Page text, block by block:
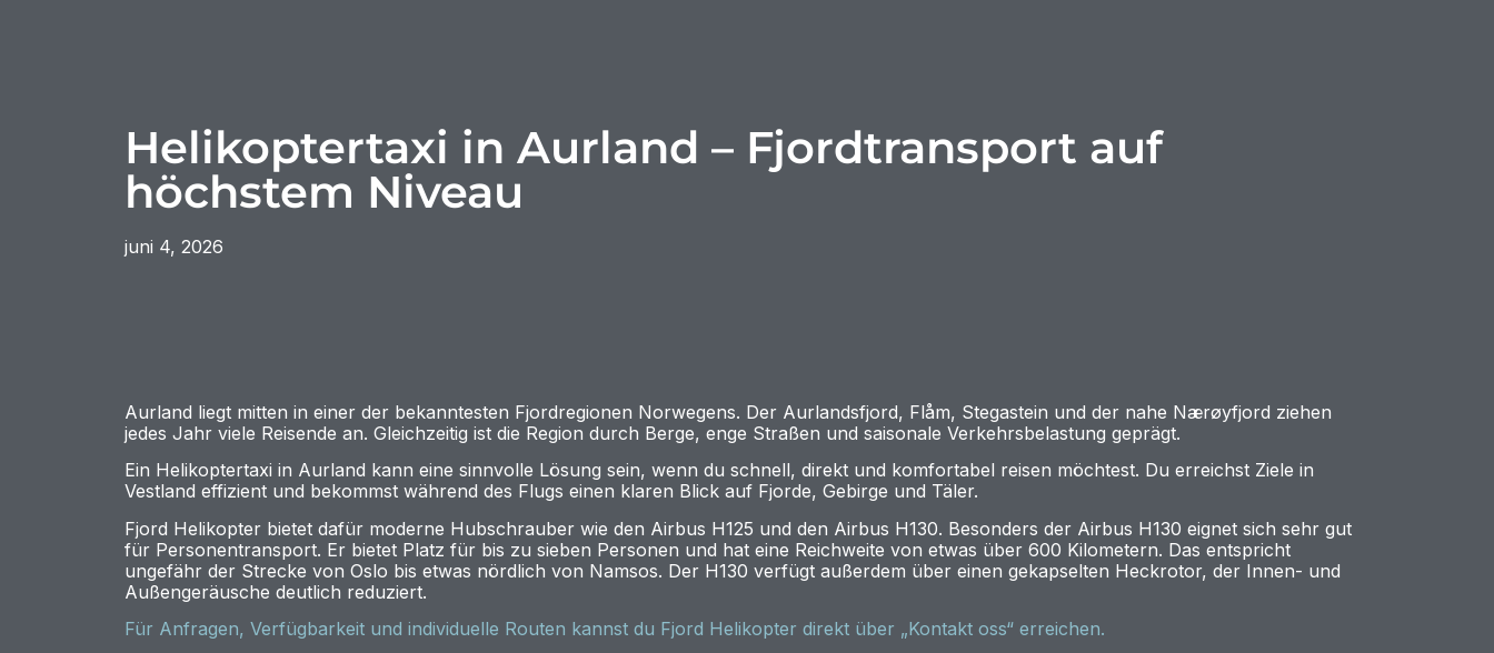
Helikoptertaxi in Aurland – Fjordtransport auf
höchstem Niveau
juni 4, 2026
Aurland liegt mitten in einer der bekanntesten Fjordregionen Norwegens. Der Aurlandsfjord, Flåm, Stegastein und der nahe Nærøyfjord ziehen
jedes Jahr viele Reisende an. Gleichzeitig ist die Region durch Berge, enge Straßen und saisonale Verkehrsbelastung geprägt.
Ein Helikoptertaxi in Aurland kann eine sinnvolle Lösung sein, wenn du schnell, direkt und komfortabel reisen möchtest. Du erreichst Ziele in
Vestland effizient und bekommst während des Flugs einen klaren Blick auf Fjorde, Gebirge und Täler.
Fjord Helikopter bietet dafür moderne Hubschrauber wie den Airbus H125 und den Airbus H130. Besonders der Airbus H130 eignet sich sehr gut
für Personentransport. Er bietet Platz für bis zu sieben Personen und hat eine Reichweite von etwas über 600 Kilometern. Das entspricht
ungefähr der Strecke von Oslo bis etwas nördlich von Namsos. Der H130 verfügt außerdem über einen gekapselten Heckrotor, der Innen- und
Außengeräusche deutlich reduziert.
Für Anfragen, Verfügbarkeit und individuelle Routen kannst du Fjord Helikopter direkt über „Kontakt oss“ erreichen.